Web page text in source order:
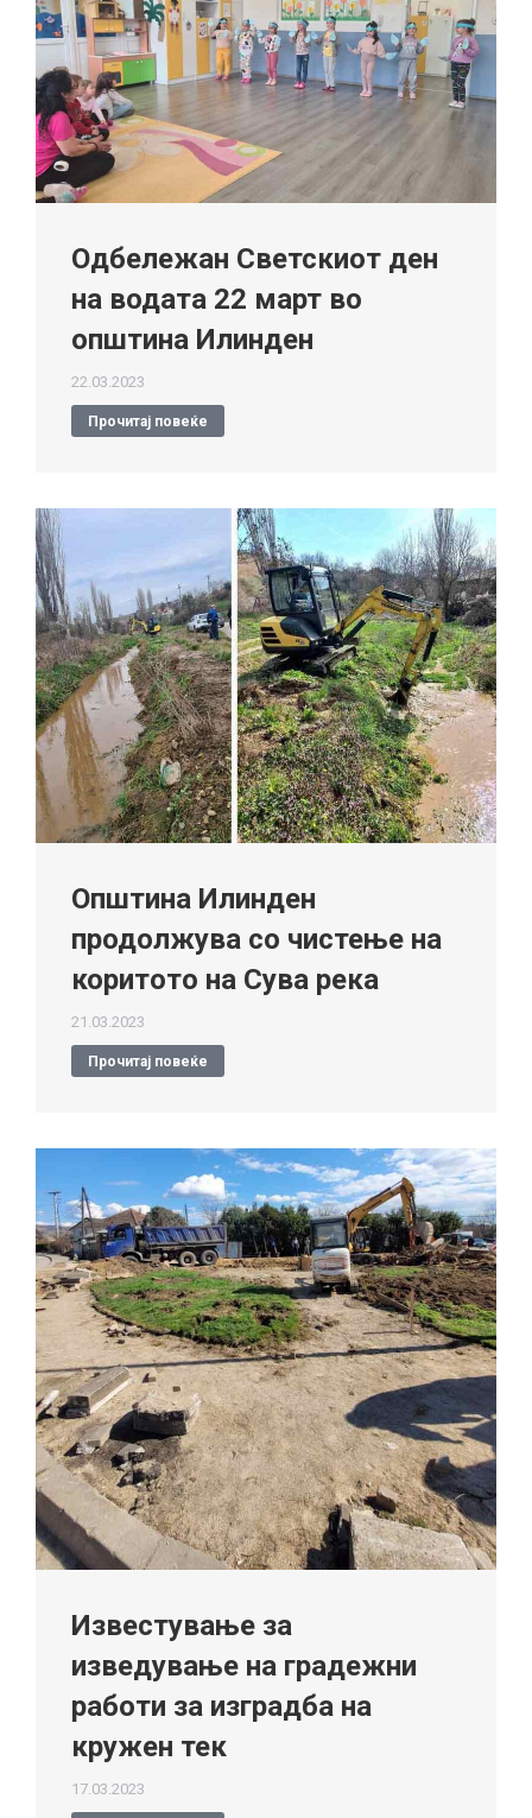
Одбележан Светскиот ден
на водата 22 март во
општина Илинден
22.03.2023
Прочитај повеќе
Општина Илинден
продолжува со чистење на
коритото на Сува река
21.03.2023
Прочитај повеќе
Известување за
изведување на градежни
работи за изградба на
кружен тек
17.03.2023